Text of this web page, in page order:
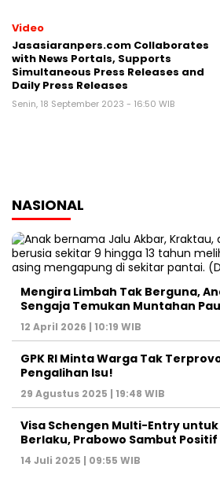
Video
Jasasiaranpers.com Collaborates
with News Portals, Supports
Simultaneous Press Releases and
Daily Press Releases
Senin, 18 September 2023 - 16:50 WIB
NASIONAL
Mengira Limbah Tak Berguna,
Sengaja Temukan Muntahan
12 April 2026 | 10:19 WIB
GPK RI Minta Warga Tak
Pengalihan Isu!
29 Agustus 2025 | 19:48 WIB
Visa Schengen Multi-Entry untuk
Berlaku, Prabowo Sambut Positif
14 Juli 2025 | 09:55 WIB